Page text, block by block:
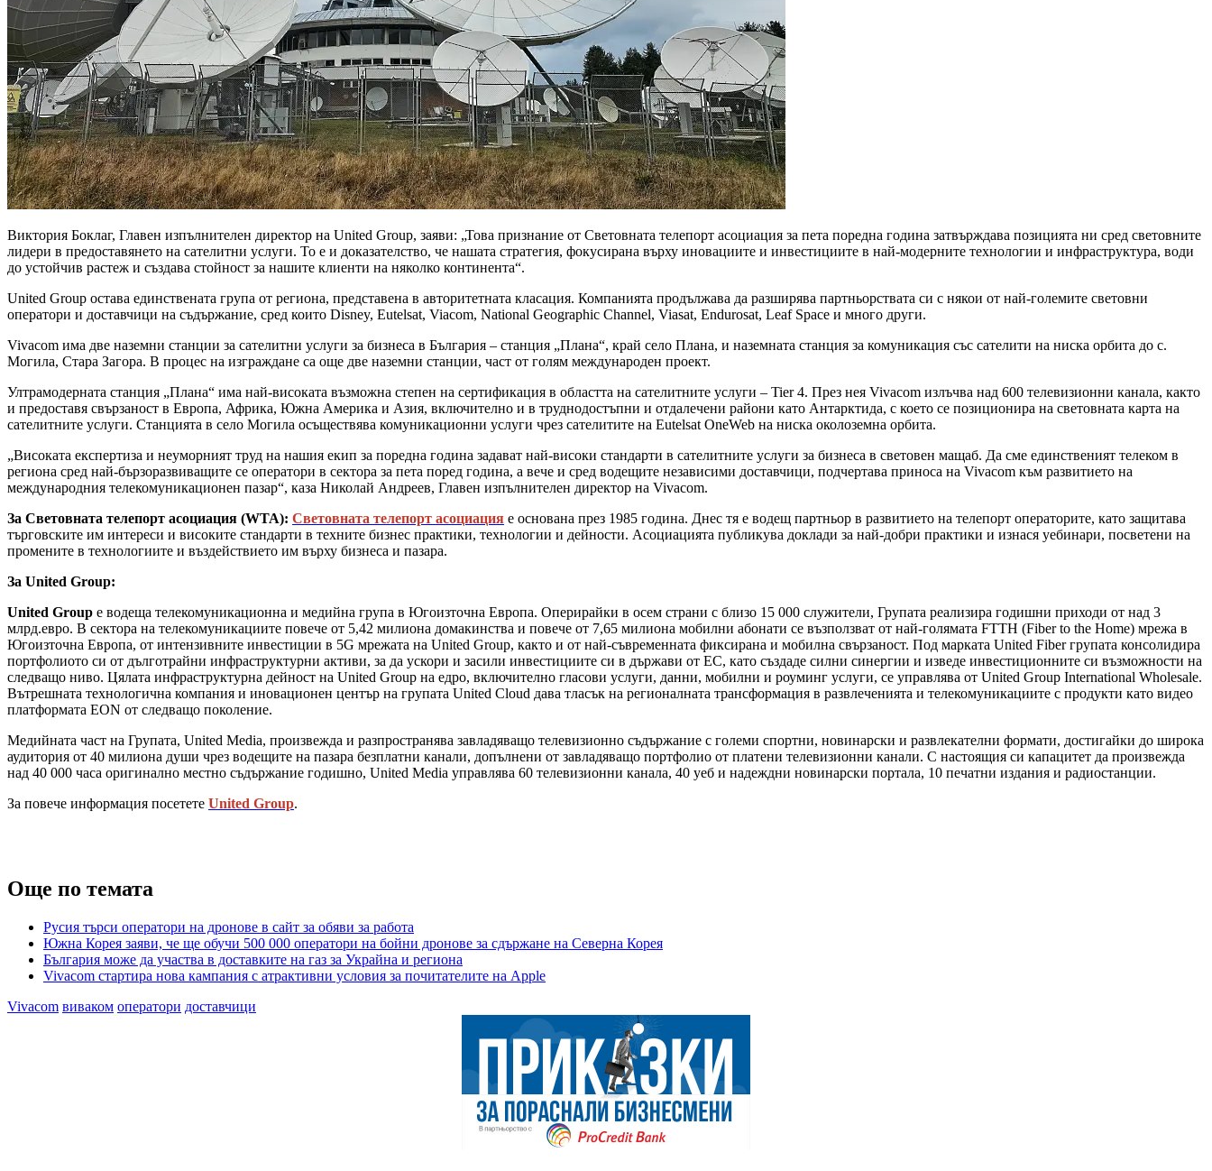
Виктория Боклаг, Главен изпълнителен директор на United Group, заяви: „Това признание от Световната телепорт асоциация за пета поредна година затвърждава позицията ни сред световните
лидери в предоставянето на сателитни услуги. То е и доказателство, че нашата стратегия, фокусирана върху иновациите и инвестициите в най-модерните технологии и инфраструктура, води
до устойчив растеж и създава стойност за нашите клиенти на няколко континента“.
United Group остава единствената група от региона, представена в авторитетната класация. Компанията продължава да разширява партньорствата си с някои от най-големите световни
оператори и доставчици на съдържание, сред които Disney, Eutelsat, Viacom, National Geographic Channel, Viasat, Endurosat, Leaf Space и много други.
Vivacom има две наземни станции за сателитни услуги за бизнеса в България – станция „Плана“, край село Плана, и наземната станция за комуникация със сателити на ниска орбита до с.
Могила, Стара Загора. В процес на изграждане са още две наземни станции, част от голям международен проект.
Ултрамодерната станция „Плана“ има най-високата възможна степен на сертификация в областта на сателитните услуги – Tier 4. През нея Vivacom излъчва над 600 телевизионни канала, както
и предоставя свързаност в Европа, Африка, Южна Америка и Азия, включително и в труднодостъпни и отдалечени райони като Антарктида, с което се позиционира на световната карта на
сателитните услуги. Станцията в село Могила осъществява комуникационни услуги чрез сателитите на Eutelsat OneWeb на ниска околоземна орбита.
„Високата експертиза и неуморният труд на нашия екип за поредна година задават най-високи стандарти в сателитните услуги за бизнеса в световен мащаб. Да сме единственият телеком в
региона сред най-бързоразвиващите се оператори в сектора за пета поред година, а вече и сред водещите независими доставчици, подчертава приноса на Vivacom към развитието на
международния телекомуникационен пазар“, каза Николай Андреев, Главен изпълнителен директор на Vivacom.
За Световната телепорт асоциация (WTA): Световната телепорт асоциация е основана през 1985 година. Днес тя е водещ партньор в развитието на телепорт операторите, като защитава
търговските им интереси и високите стандарти в техните бизнес практики, технологии и дейности. Асоциацията публикува доклади за най-добри практики и изнася уебинари, посветени на
промените в технологиите и въздействието им върху бизнеса и пазара.
За United Group:
United Group е водеща телекомуникационна и медийна група в Югоизточна Европа. Оперирайки в осем страни с близо 15 000 служители, Групата реализира годишни приходи от над 3
млрд.eвро. В сектора на телекомуникациите повече от 5,42 милиона домакинства и повече от 7,65 милиона мобилни абонати се възползват от най-голямата FTTH (Fiber to the Home) мрежа в
Югоизточна Европа, от интензивните инвестиции в 5G мрежата на United Group, както и от най-съвременната фиксирана и мобилна свързаност. Под марката United Fiber групата консолидира
портфолиото си от дълготрайни инфраструктурни активи, за да ускори и засили инвестициите си в държави от ЕС, като създаде силни синергии и изведе инвестиционните си възможности на
следващо ниво. Цялата инфраструктурна дейност на United Group на едро, включително гласови услуги, данни, мобилни и роуминг услуги, се управлява от United Group International Wholesale.
Вътрешната технологична компания и иновационен център на групата United Cloud дава тласък на регионалната трансформация в развлеченията и телекомуникациите с продукти като видео
платформата EON от следващо поколение.
Медийната част на Групата, United Media, произвежда и разпространява завладяващо телевизионно съдържание с големи спортни, новинарски и развлекателни формати, достигайки до широка
аудитория от 40 милиона души чрез водещите на пазара безплатни канали, допълнени от завладяващо портфолио от платени телевизионни канали. С настоящия си капацитет да произвежда
над 40 000 часа оригинално местно съдържание годишно, United Media управлява 60 телевизионни канала, 40 уеб и надеждни новинарски портала, 10 печатни издания и радиостанции.
За повече информация посетете United Group.
Още по темата
Русия търси оператори на дронове в сайт за обяви за работа
Южна Корея заяви, че ще обучи 500 000 оператори на бойни дронове за сдържане на Северна Корея
България може да участва в доставките на газ за Украйна и региона
Vivacom стартира нова кампания с атрактивни условия за почитателите на Apple
Vivacom виваком оператори доставчици